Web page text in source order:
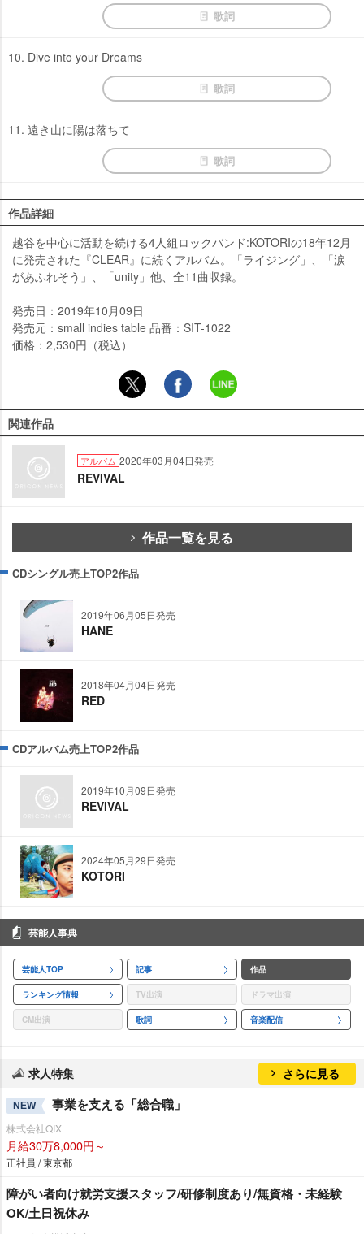
歌詞
10. Dive into your Dreams
歌詞
11. 遠き山に陽は落ちて
歌詞
作品詳細
越谷を中心に活動を続ける4人組ロックバンド:KOTORIの18年12月
に発売された『CLEAR』に続くアルバム。「ライジング」、「涙
があふれそう」、「unity」他、全11曲収録。
発売日：2019年10月09日
発売元：small indies table 品番：SIT-1022
価格：2,530円（税込）
関連作品
アルバム 2020年03月04日発売
REVIVAL
作品一覧を見る
CDシングル売上TOP2作品
2019年06月05日発売
HANE
2018年04月04日発売
RED
CDアルバム売上TOP2作品
2019年10月09日発売
REVIVAL
2024年05月29日発売
KOTORI
芸能人事典
芸能人TOP 記事 作品
ランキング情報 TV出演 ドラマ出演
CM出演 歌詞 音楽配信
求人特集 さらに見る
NEW 事業を支える「総合職」
株式会社QIX
月給30万8,000円～
正社員 / 東京都
障がい者向け就労支援スタッフ/研修制度あり/無資格・未経験
OK/土日祝休み